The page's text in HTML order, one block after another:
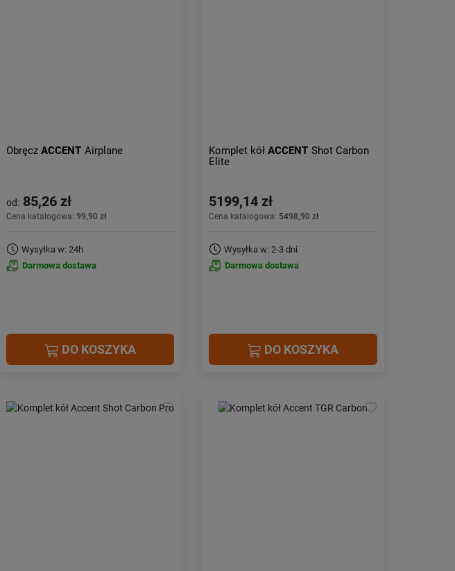
Obręcz ACCENT Airplane
od:85,26 zł
Cena katalogowa: 99,90 zł
Wysyłka w: 24h
Darmowa dostawa
DO KOSZYKA
Komplet kółACCENT Shot Carbon
Elite
5199,14 zł
Cena katalogowa: 5498,90 zł
Wysyłka w: 2-3 dni
Darmowa dostawa
DO KOSZYKA